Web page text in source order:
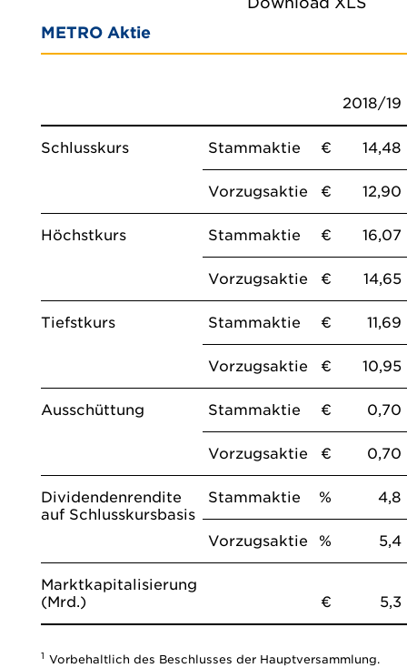
METRO Aktie
2018/19
Schlusskurs Stammaktie € 14,48
Vorzugsaktie € 12,90
Höchstkurs Stammaktie € 16,07
Vorzugsaktie € 14,65
Tiefstkurs Stammaktie € 11,69
Vorzugsaktie € 10,95
Ausschüttung Stammaktie € 0,70
Vorzugsaktie € 0,70
Dividendenrendite
auf Schlusskursbasis
Stammaktie % 4,8
Vorzugsaktie % 5,4
Marktkapitalisierung
(Mrd.)
€ 5,3
1 Vorbehaltlich des Beschlusses der Hauptversammlung.